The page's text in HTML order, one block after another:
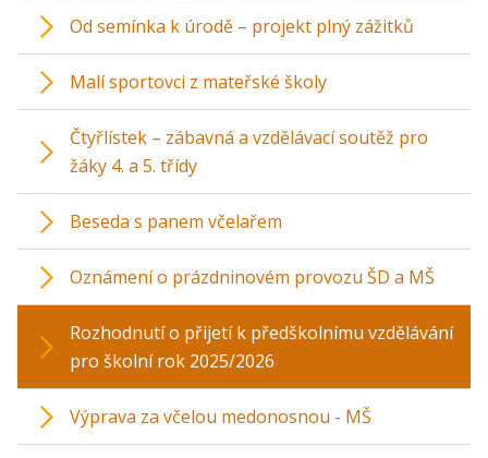
Od semínka k úrodě – projekt plný zážitků
Malí sportovci z mateřské školy
Čtyřlístek – zábavná a vzdělávací soutěž pro
žáky 4. a 5. třídy
Beseda s panem včelařem
Oznámení o prázdninovém provozu ŠD a MŠ
Rozhodnutí o přijetí k předškolnímu vzdělávání
pro školní rok 2025/2026
Výprava za včelou medonosnou - MŠ